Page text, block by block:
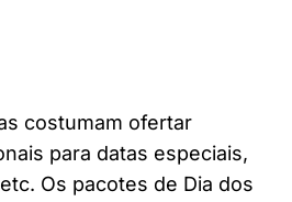
costumam ofertar
para datas especiais,
Os pacotes de Dia dos